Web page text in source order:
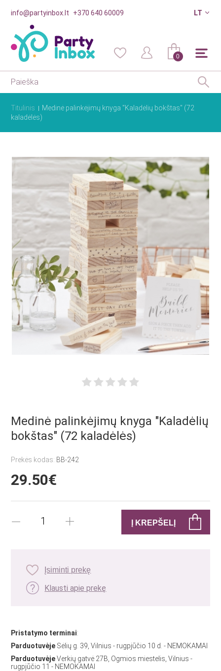
info@partyinbox.lt +370 640 60009 LT
0
Titulinis
Medinė palinkėjimų knyga "Kaladėlių bokštas" (72
kaladėlės)
Medinė palinkėjimų knyga "Kaladėlių
bokštas" (72 kaladėlės)
Prekės kodas: BB-242
29.50€
Įsiminti prekę
Klausti apie prekę
Pristatymo terminai:
Parduotuvėje Sėlių g. 39, Vilnius - rugpjūčio 10 d. - NEMOKAMAI
ParduotuvėjeVerkių gatvė 27B, Ogmios miestelis, Vilnius -
rugpjūčio 11 - NEMOKAMAI